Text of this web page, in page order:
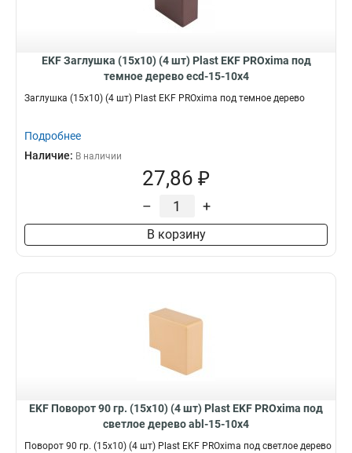
EKF Заглушка (15х10) (4 шт) Plast EKF PROxima под
темное дерево ecd-15-10x4
Заглушка (15х10) (4 шт) Plast EKF PROxima под темное дерево
Подробнее
Наличие: В наличии
27,86 ₽
– +
В корзину
EKF Поворот 90 гр. (15х10) (4 шт) Plast EKF PROxima под
светлое дерево abl-15-10x4
Поворот 90 гр. (15х10) (4 шт) Plast EKF PROxima под светлое дерево